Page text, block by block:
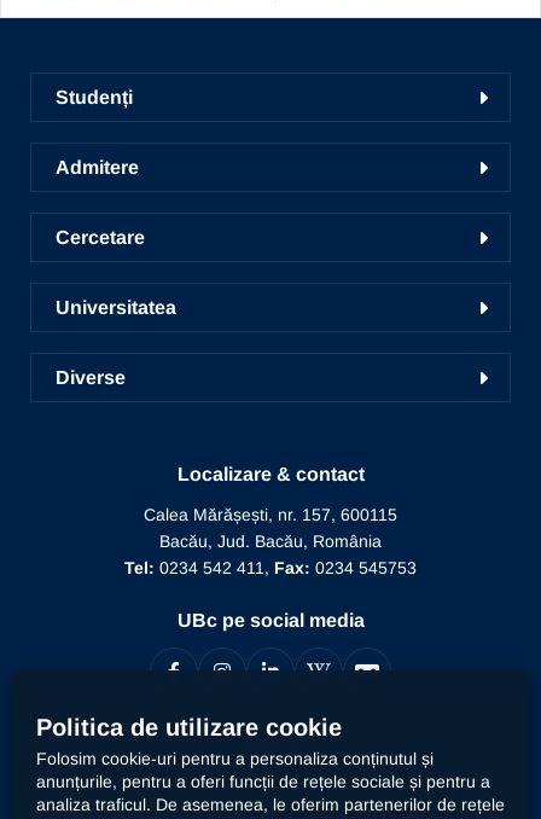
a-organizat-workshop-ul-victober
Copiază link
Studenți
Facultăți
Ghid de studii
Centrul de Consiliere și Orientare în Carieră
Radio UNSR Bacău
Academic TV
Admitere
Conversie, specializare și grade
Admitere
Școala de studii doctorale
Învățământ la distanță
Cercetare
Cercetare în UBc
Acces portal bază de date
ICDICTT
Universitatea
Prezentarea Universității
Alegeri
Relații internaționale
Informații de interes public
Documente interne
Diverse
Recunoaștere funcție didactică
Recunoaștere conducător doctorat
Localizare & contact
Calea Mărășești, nr. 157, 600115
Bacău, Jud. Bacău, România
Tel: 0234 542 411, Fax: 0234 545753
UBc pe social media
Contact
Politica de utilizare cookie
Folosim cookie-uri pentru a personaliza conținutul și
anunțurile, pentru a oferi funcții de rețele sociale și pentru a
analiza traficul. De asemenea, le oferim partenerilor de rețele